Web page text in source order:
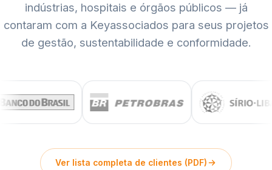
indústrias, hospitais e órgãos públicos — já
contaram com a Keyassociados para seus projetos
de gestão, sustentabilidade e conformidade.
Ver lista completa de clientes (PDF)